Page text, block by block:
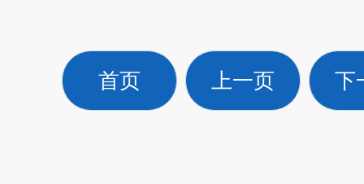
首页 上一页 下